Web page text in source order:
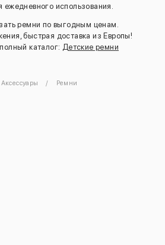
ежедневного использования.
ремни по выгодным ценам.
быстрая доставка из Европы!
каталог: Детские ремни
Аксессуары Ремни